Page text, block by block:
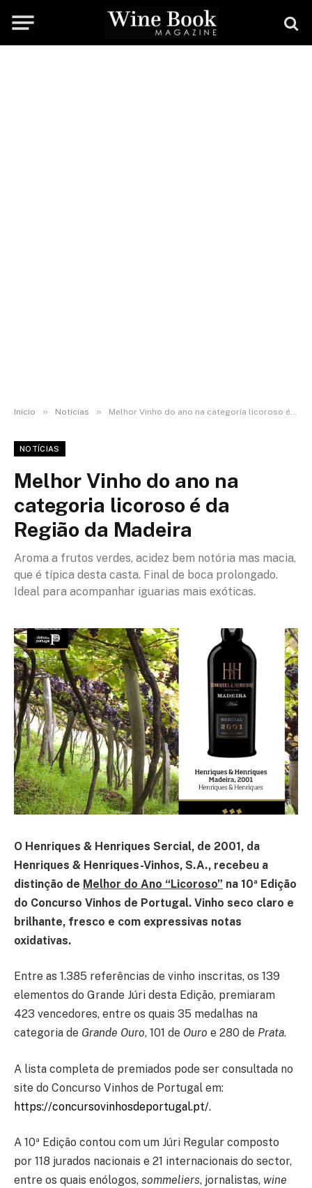
Início » Notícias » Melhor Vinho do ano na categoria licoroso é da Região da Madeira
NOTÍCIAS
Melhor Vinho do ano na
categoria licoroso é da
Região da Madeira
Aroma a frutos verdes, acidez bem notória mas macia,
que é típica desta casta. Final de boca prolongado.
Ideal para acompanhar iguarias mais exóticas.
O Henriques & Henriques Sercial, de 2001, da
Henriques & Henriques-Vinhos, S.A., recebeu a
distinção de Melhor do Ano “Licoroso” na 10ª Edição
do Concurso Vinhos de Portugal. Vinho seco claro e
brilhante, fresco e com expressivas notas
oxidativas.
Entre as 1.385 referências de vinho inscritas, os 139
elementos do Grande Júri desta Edição, premiaram
423 vencedores, entre os quais 35 medalhas na
categoria de Grande Ouro, 101 de Ouro e 280 de Prata.
A lista completa de premiados pode ser consultada no
site do Concurso Vinhos de Portugal em:
https://concursovinhosdeportugal.pt/.
A 10ª Edição contou com um Júri Regular composto
por 118 jurados nacionais e 21 internacionais do sector,
entre os quais enólogos, sommeliers, jornalistas, wine